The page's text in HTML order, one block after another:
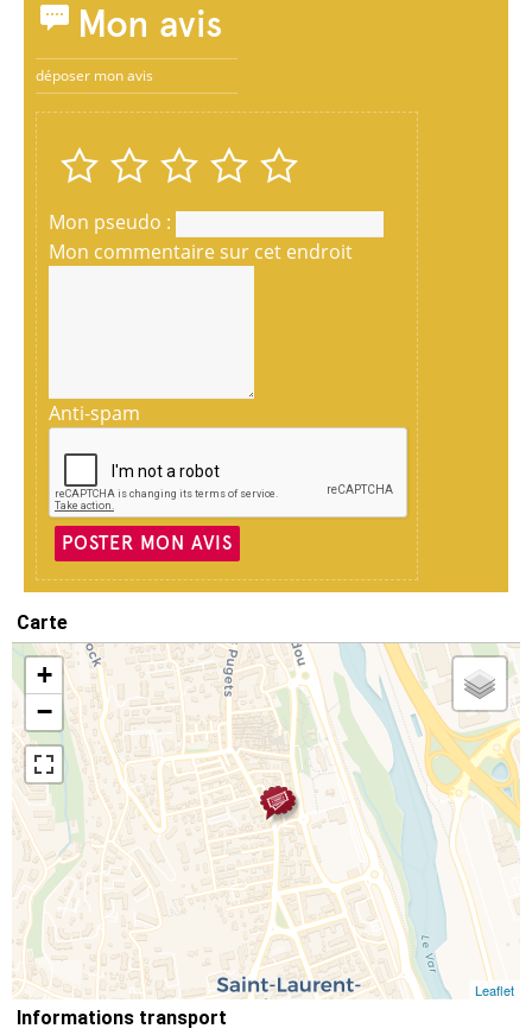
Mon avis
déposer mon avis
Mon pseudo :
Mon commentaire sur cet endroit
Anti-spam
POSTER MON AVIS
Carte
+
−
Leaflet
Informations transport